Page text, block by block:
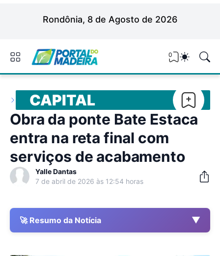
Rondônia, 8 de Agosto de 2026
0
CAPITAL
Obra da ponte Bate Estaca
entra na reta final com
serviços de acabamento
Yalle Dantas
7 de abril de 2026 às 12:54 horas
🚀 Resumo da Notícia ▼